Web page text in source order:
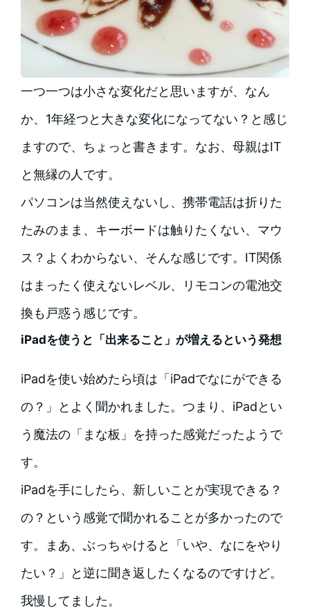
一つ一つは小さな変化だと思いますが、なん
か、1年経つと大きな変化になってない？と感じ
ますので、ちょっと書きます。なお、母親はIT
と無縁の人です。
パソコンは当然使えないし、携帯電話は折りた
たみのまま、キーボードは触りたくない、マウ
ス？よくわからない、そんな感じです。IT関係
はまったく使えないレベル、リモコンの電池交
換も戸惑う感じです。
iPadを使うと「出来ること」が増えるという発想
iPadを使い始めたら頃は「iPadでなにができる
の？」とよく聞かれました。つまり、iPadとい
う魔法の「まな板」を持った感覚だったようで
す。
iPadを手にしたら、新しいことが実現できる？
の？という感覚で聞かれることが多かったので
す。まあ、ぶっちゃけると「いや、なにをやり
たい？」と逆に聞き返したくなるのですけど。
我慢してました。